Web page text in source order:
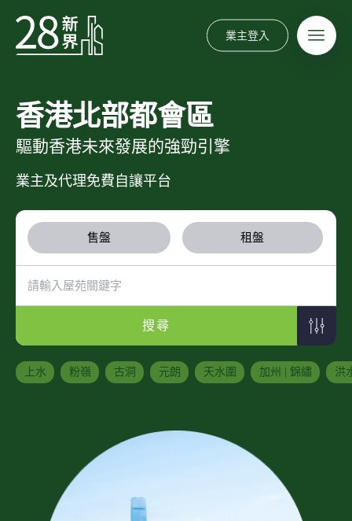
業主登入
香港北部都會區
驅動香港未來發展的強勁引擎
業主及代理免費自讓平台
售盤 租盤
搜尋
上水 粉嶺 古洞 元朗 天水圍 加州 | 錦繡 洪